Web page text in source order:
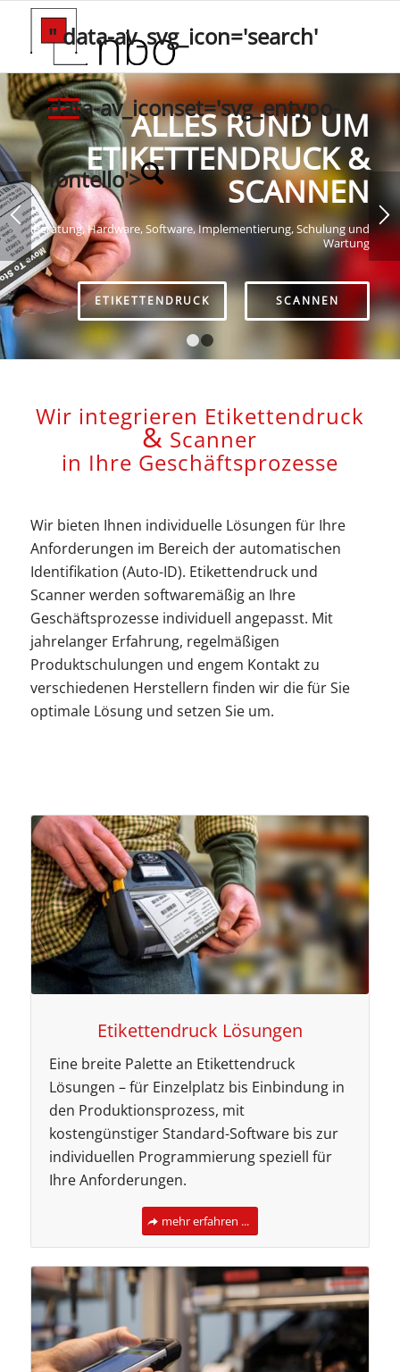
" data-av_svg_icon='search'
data-av_iconset='svg_entypo-
fontello'>
ALLES RUND UM
ETIKETTENDRUCK &
SCANNEN
Beratung, Hardware, Software, Implementierung, Schulung und
Wartung
ETIKETTENDRUCK SCANNEN
Wir integrieren Etikettendruck
& Scanner
in Ihre Geschäftsprozesse
Wir bieten Ihnen individuelle Lösungen für Ihre
Anforderungen im Bereich der automatischen
Identifikation (Auto-ID). Etikettendruck und
Scanner werden softwaremäßig an Ihre
Geschäftsprozesse individuell angepasst. Mit
jahrelanger Erfahrung, regelmäßigen
Produktschulungen und engem Kontakt zu
verschiedenen Herstellern finden wir die für Sie
optimale Lösung und setzen Sie um.
Etikettendruck Lösungen
Eine breite Palette an Etikettendruck
Lösungen – für Einzelplatz bis Einbindung in
den Produktionsprozess, mit
kostengünstiger Standard-Software bis zur
individuellen Programmierung speziell für
Ihre Anforderungen.
mehr erfahren ...